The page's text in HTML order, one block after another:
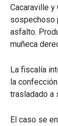
Cacaraville y
sospechoso
asfalto.
muñeca
La fiscalía
la
trasladado a
El caso se